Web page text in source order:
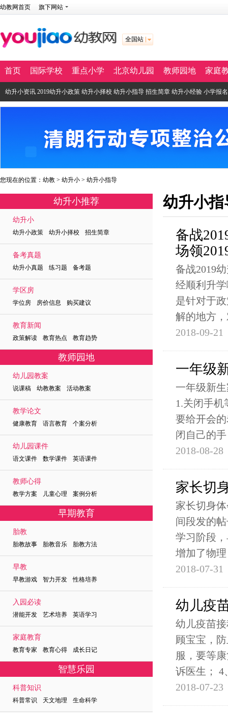
幼教网首页 旗下网站
全国站
首页 国际学校 重点小学 北京幼儿园 教师园地 家庭
幼升小资讯 2019幼升小政策 幼升小择校 幼升小指导 招生简章 幼升小经验 小学报
您现在的位置： 幼教 > 幼升小 > 幼升小指导
幼升小推荐
幼升小
幼升小政策 幼升小择校 招生简章
备考真题
幼升小真题 练习题 备考题
学区房
学位房 房价信息 购买建议
教育新闻
政策解读 教育热点 教育趋势
教师园地
幼儿园教案
说课稿 幼教教案 活动教案
教学论文
健康教育 语言教育 个案分析
幼儿园课件
语文课件 数学课件 英语课件
教师心得
教学方案 儿童心理 案例分析
早期教育
胎教
胎教故事 胎教音乐 胎教方法
早教
早教游戏 智力开发 性格培养
入园必读
潜能开发 艺术培养 英语学习
家庭教育
教育专家 教育心得 成长日记
智慧乐园
科普知识
科普常识 天文地理 生命科学
幼升小指
备战
场领
备战2019
经顺利升
是针对于
解的地方
2018-09-21
一年级
一年级新
1.关闭手
要给开会
闭自己的手
2018-08-28
家长切
家长切身
间段发的
学习阶段
增加了物理
2018-07-31
幼儿疫
幼儿疫苗
顾宝宝，
服，要等
诉医生； 4
2018-07-23